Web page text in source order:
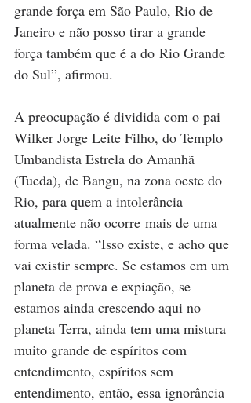
grande força em São Paulo, Rio de
Janeiro e não posso tirar a grande
força também que é a do Rio Grande
do Sul”, afirmou.
A preocupação é dividida com o pai
Wilker Jorge Leite Filho, do Templo
Umbandista Estrela do Amanhã
(Tueda), de Bangu, na zona oeste do
Rio, para quem a intolerância
atualmente não ocorre mais de uma
forma velada. “Isso existe, e acho que
vai existir sempre. Se estamos em um
planeta de prova e expiação, se
estamos ainda crescendo aqui no
planeta Terra, ainda tem uma mistura
muito grande de espíritos com
entendimento, espíritos sem
entendimento, então, essa ignorância